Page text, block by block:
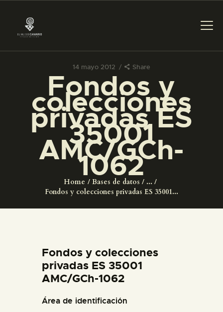
14 mayo 2012 Share
Fondos y
colecciones
privadas ES
35001
AMC/GCh-
1062
Home Bases de datos
...
Fondos y colecciones privadas ES 35001...
PREPARAR LA VISITA
ACTIVIDADES
█
EL MUSEO
ESPAÑOL
Fondos y colecciones
privadas ES 35001
AMC/GCh-1062
Área de identificación